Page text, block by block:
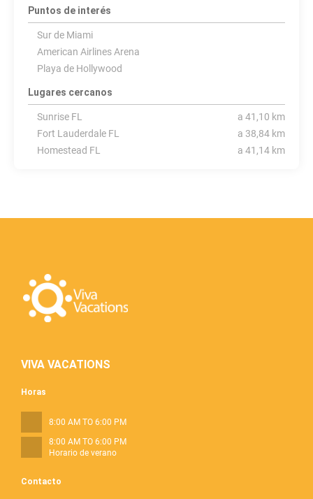
Puntos de interés
Sur de Miami
American Airlines Arena
Playa de Hollywood
Lugares cercanos
Sunrise FL
a 41,10 km
Fort Lauderdale FL
a 38,84 km
Homestead FL
a 41,14 km
VIVA VACATIONS
Contacto
Horas
8:00 AM TO 6:00 PM
8:00 AM TO 6:00 PM
Horario de verano